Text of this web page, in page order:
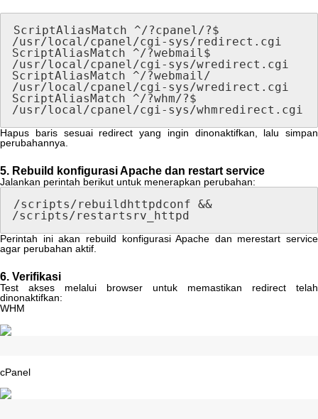
ScriptAliasMatch ^/?cpanel/?$
/usr/local/cpanel/cgi- sys/redirect . cgi
ScriptAliasMatch
^/?webmail$
/usr/local/cpanel/cgi- sys/wredirect . cgi
ScriptAliasMatch
^/?webmail/
/usr/local/cpanel/cgi- sys/wredirect . cgi
ScriptAliasMatch
^/?whm/?$
/usr/local/cpanel/cgi- sys/whmredirect . cgi
Hapus baris sesuai redirect yang ingin dinonaktifkan, lalu
simpan
perubahannya.
5. Rebuild konfigurasiApache dan restart service
Jalankan perintah berikut untuk menerapkan perubahan:
/scripts/rebuildhttpdconf &&
/scripts/restartsrv_httpd
Perintah ini akan rebuild konfigurasi Apache dan merestart service
agar perubahan aktif.
6. Verifikasi
Test akses melalui browser untuk memastikan redirect
telah
dinonaktifkan:
WHM
cPanel